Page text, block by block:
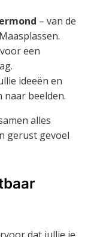
– van de
een
ideeën en
beelden.
alles
gerust gevoel